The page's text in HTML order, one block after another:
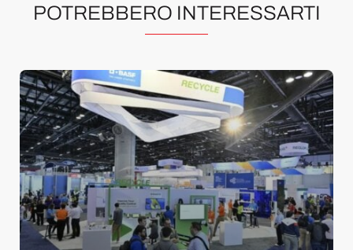
POTREBBERO INTERESSARTI